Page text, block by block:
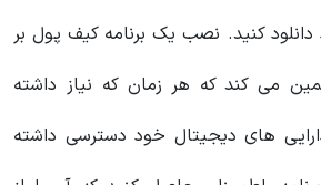
کنید. نصب یک برنامه کیف پول بر
می کند که هر زمان که نیاز داشته
های دیجیتال خود دسترسی داشته